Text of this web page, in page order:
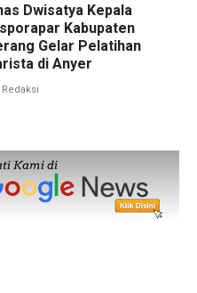
Dwisatya Kepala
Kabupaten
Gelar Pelatihan
di Anyer
Redaksi